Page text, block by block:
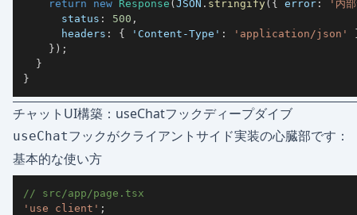
return
new Response (JSON . stringify( { error :
'内
      status
: 500 ,
      headers
: { 'Content-Type' : 'application/json'
} ) ;
}
}
チャットUI構築：useChatフックディープダイブ
useChatフックがクライアントサイド実装の心臓部です：
基本的な使い方
// src/app/page.tsx
'use client' ;